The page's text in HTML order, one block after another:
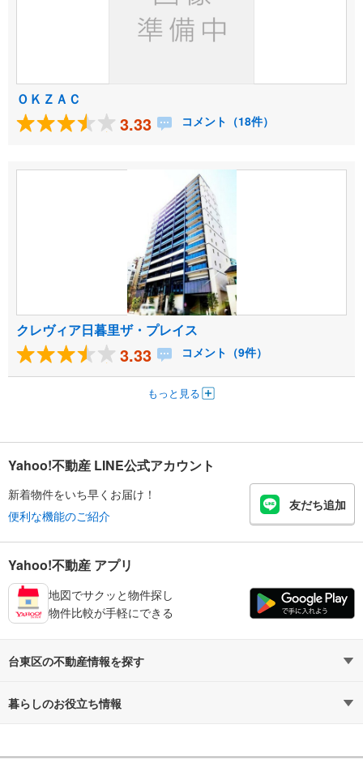
ＯＫＺＡＣ
3.33 コメント（18件）
クレヴィア日暮里ザ・プレイス
3.33 コメント（9件）
もっと見る
Yahoo!不動産 LINE公式アカウント
新着物件をいち早くお届け！
便利な機能のご紹介
友だち追加
Yahoo!不動産 アプリ
地図でサクッと物件探し
物件比較が手軽にできる
台東区の不動産情報を探す
不動産・住宅
暮らしのお役立ち情報